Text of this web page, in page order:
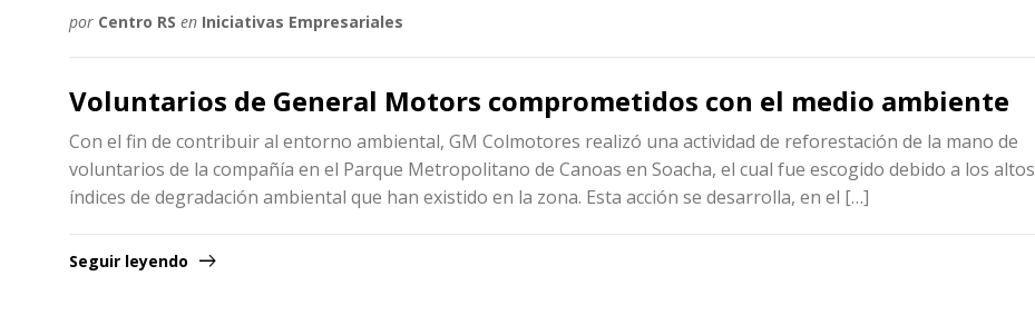
por Centro RS en Iniciativas Empresariales
Voluntarios de General Motors comprometidos con el medio ambiente
Con el fin de contribuir al entorno ambiental, GM Colmotores realizó una actividad de reforestación de la mano de
voluntarios de la compañía en el Parque Metropolitano de Canoas en Soacha, el cual fue escogido debido a los altos
índices de degradación ambiental que han existido en la zona. Esta acción se desarrolla, en el […]
Seguir leyendo